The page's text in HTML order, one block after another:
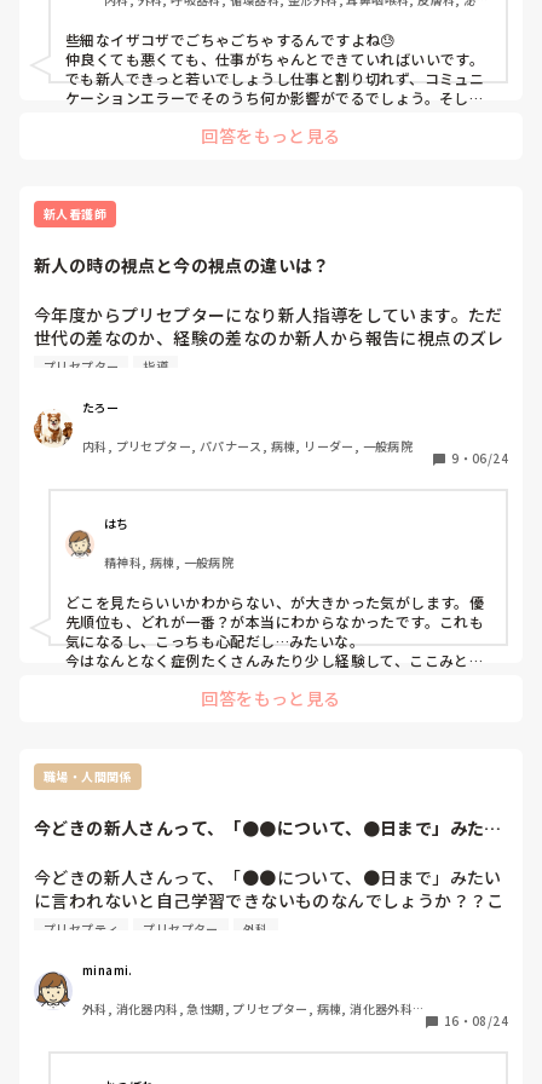
器外科, 派遣
些細なイザコザでごちゃごちゃするんですよね😓
仲良くても悪くても、仕事がちゃんとできていればいいです。
でも新人できっと若いでしょうし仕事と割り切れず、コミュニ
ケーションエラーでそのうち何か影響がでるでしょう。そした
す。そして個人同士の内情にはあまり介入しないようにしま
ッパリ言いますね。みんなで仲良くというより、仕事はそれで
円滑に進むのかを考えてもらいます。自分の感情で動くことが
くてはいけないのかを忘れているので基本に戻します。
だければと思います。
回答をもっと見る
新人看護師
新人の時の視点と今の視点の違いは？
今年度からプリセプターになり新人指導をしています。ただ
世代の差なのか、経験の差なのか新人から報告に視点のズレ
を感じています。ただそれをどう伝えたら良いか分からない
カケって何かありましたか？
プリセプター 指導
たろー
内科, プリセプター, パパナース, 病棟, リーダー, 一般病院
9 ・ 06/24
はち
精神科, 病棟, 一般病院
どこを見たらいいかわからない、が大きかった気がします。優
先順位も、どれが一番？が本当にわからなかったです。これも
気になるし、こっちも心配だし…みたいな。
今はなんとなく症例たくさんみたり少し経験して、ここみとい
になったのかなあ、と思います。
回答をもっと見る
職場・人間関係
今どきの新人さんって、「●●について、●日まで」みたい
今どきの新人さんって、「●●について、●日まで」みたい
に言われないと自己学習できないものなんでしょうか？？こ
れって学生レベル、もしくは学生以下ですよね…？？私のプ
提出期限を全く守らない。提出できない理由について聞くと
「やってますけど家に忘れてきました」と。提出できないこ
とについて自ら謝るわけでもなく、平然とそう言ってくるの
で腹立ちます。そんなことが何度も何度も続いたので、「学
生の頃はどうしていたの？実習指導者や学校の先生に評価、
プリセプティ プリセプター 外科
minami.
外科, 消化器内科, 急性期, プリセプター, 病棟, 消化器外科,
16 ・ 08/24